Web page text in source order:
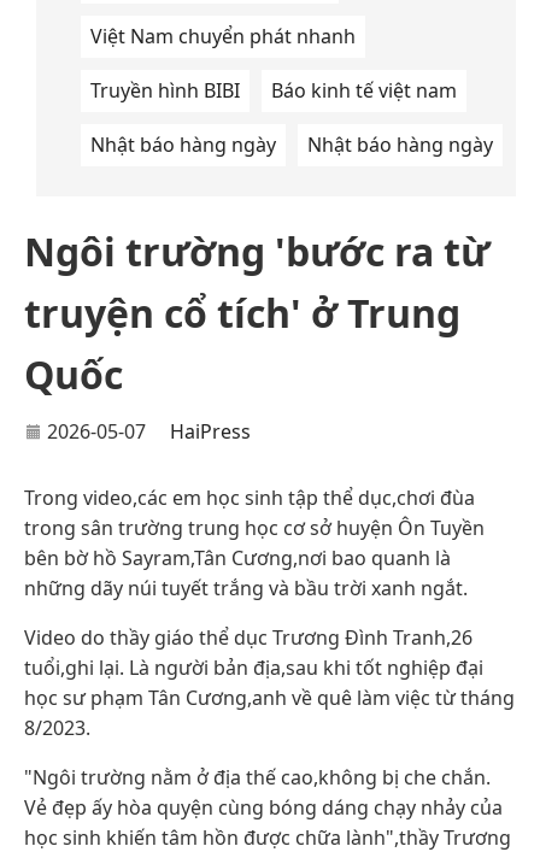
Việt Nam chuyển phát nhanh
Truyền hình BIBI Báo kinh tế việt nam
Nhật báo hàng ngày Nhật báo hàng ngày
Ngôi trường 'bước ra từ
truyện cổ tích' ở Trung
Quốc
2026-05-07 HaiPress
Trong video,các em học sinh tập thể dục,chơi đùa
trong sân trường trung học cơ sở huyện Ôn Tuyền
bên bờ hồ Sayram,Tân Cương,nơi bao quanh là
những dãy núi tuyết trắng và bầu trời xanh ngắt.
Video do thầy giáo thể dục Trương Đình Tranh,26
tuổi,ghi lại. Là người bản địa,sau khi tốt nghiệp đại
học sư phạm Tân Cương,anh về quê làm việc từ tháng
8/2023.
"Ngôi trường nằm ở địa thế cao,không bị che chắn.
Vẻ đẹp ấy hòa quyện cùng bóng dáng chạy nhảy của
học sinh khiến tâm hồn được chữa lành",thầy Trương